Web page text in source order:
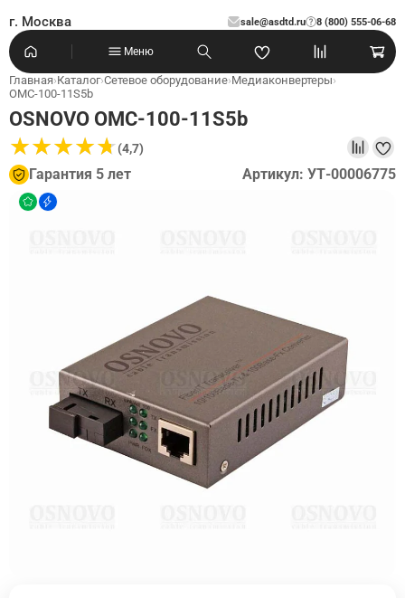
г. Москва sale@asdtd.ru 8 (800) 555-06-68
?
Меню
Главная›Каталог›Сетевое оборудование›Медиаконвертеры›
OMC-100-11S5b
OSNOVO OMC-100-11S5b
★★★★★
★★★★★(4,7)
Гарантия 5 лет Артикул: УТ-00006775